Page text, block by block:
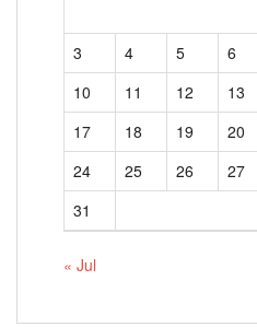
3
4 5 6
10
11 12 13
17
18 19 20
24
25 26 27
31
« Jul